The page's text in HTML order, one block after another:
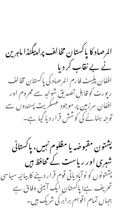
المرصاد کا پاکستان مخالف پراپیگنڈا ماہرین
نے بے نقاب کر دیا
افغان پلیٹ فارم المرصاد کی پاکستان مخالف
رپورٹ کو قابلِ تصدیق شواہد سے محروم اور
افغان سرزمین پر موجود عسکریت پسندوں سے
توجہ ہٹانے کی کوشش قرار دیا گیا ہے۔
پشتون مقبوضہ یا مظلوم نہیں، پاکستانی
شہری اور ریاست کے محافظ ہیں
پشتونوں کو نوآبادیاتی قوم قرار دینے کا بیانیہ سیاسی
تحریف ہے؛ پاکستان ایک آئینی وفاق ہے
جہاں تمام اقوام برابر کی شریک ہیں۔